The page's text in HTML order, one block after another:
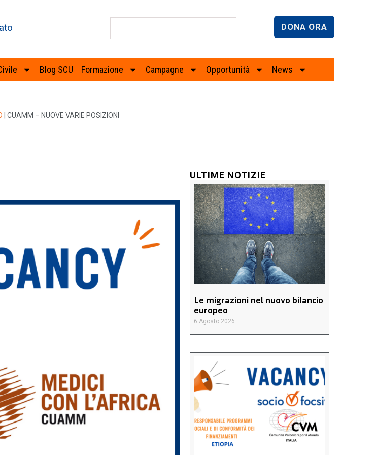
DONA ORA
Blog SCU Formazione Campagne Opportunità News
CUAMM – NUOVE VARIE POSIZIONI
ULTIME NOTIZIE
Le migrazioni nel nuovo bilancio
europeo
6 Agosto 2026